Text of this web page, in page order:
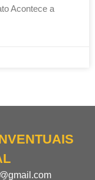
Acontece a